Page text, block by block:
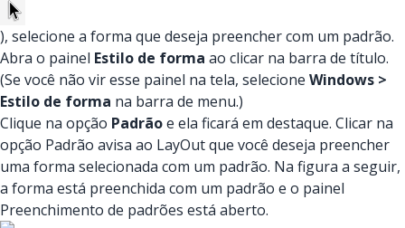
), selecione a forma que deseja preencher com um padrão.
Abra o painel Estilo de forma ao clicar na barra de título.
(Se você não vir esse painel na tela, selecione Windows >
Estilo de forma na barra de menu.)
Clique na opção Padrãoe ela ficará em destaque. Clicar na
opção Padrão avisa ao LayOut que você deseja preencher
uma forma selecionada com um padrão. Na figura a seguir,
a forma está preenchida com um padrão e o painel
Preenchimento de padrões está aberto.